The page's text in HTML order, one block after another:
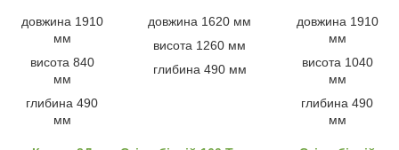
довжина 1910
мм
висота 840
мм
глибина 490
мм
довжина 1620 мм
висота 1260 мм
глибина 490 мм
довжина 1910
мм
висота 1040
мм
глибина 490
мм